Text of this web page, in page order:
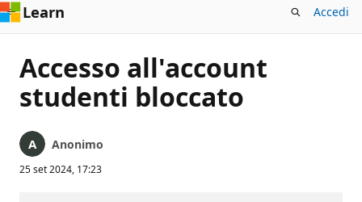
Learn Accedi
Accesso all'account
studenti bloccato
Anonimo
25 set 2024, 17:23